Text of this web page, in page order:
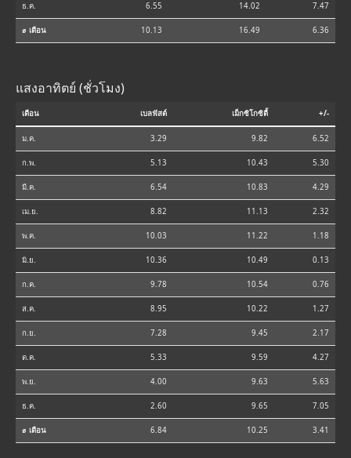
ธ.ค. 6.55 14.02 7.47
⌀ เดือน 10.13 16.49 6.36
แสงอาทิตย์ (ชั่วโมง)
เดือน เบลฟัสต์ เม็กซิโกซิตี้ +/-
ม.ค. 3.29 9.82 6.52
ก.พ. 5.13 10.43 5.30
มี.ค. 6.54 10.83 4.29
เม.ย. 8.82 11.13 2.32
พ.ค. 10.03 11.22 1.18
มิ.ย. 10.36 10.49 0.13
ก.ค. 9.78 10.54 0.76
ส.ค. 8.95 10.22 1.27
ก.ย. 7.28 9.45 2.17
ต.ค. 5.33 9.59 4.27
พ.ย. 4.00 9.63 5.63
ธ.ค. 2.60 9.65 7.05
⌀ เดือน 6.84 10.25 3.41